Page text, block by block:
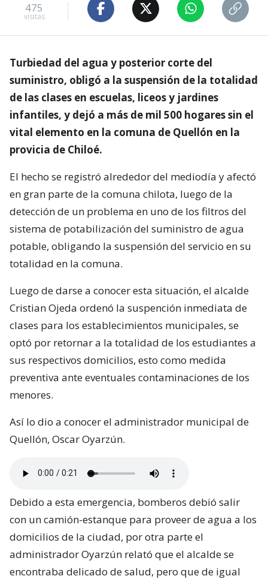
475
visitas
Turbiedad del agua y posterior corte del
suministro, obligó a la suspensión de la totalidad
de las clases en escuelas, liceos y jardines
infantiles, y dejó a más de mil 500 hogares sin el
vital elemento en la comuna de Quellón en la
provicia de Chiloé.
El hecho se registró alrededor del mediodía y afectó
en gran parte de la comuna chilota, luego de la
detección de un problema en uno de los filtros del
sistema de potabilización del suministro de agua
potable, obligando la suspensión del servicio en su
totalidad en la comuna.
Luego de darse a conocer esta situación, el alcalde
Cristian Ojeda ordenó la suspención inmediata de
clases para los establecimientos municipales, se
optó por retornar a la totalidad de los estudiantes a
sus respectivos domicilios, esto como medida
preventiva ante eventuales contaminaciones de los
menores.
Así lo dio a conocer el administrador municipal de
Quellón, Oscar Oyarzún.
Debido a esta emergencia, bomberos debió salir
con un camión-estanque para proveer de agua a los
domicilios de la ciudad, por otra parte el
administrador Oyarzún relató que el alcalde se
encontraba delicado de salud, pero que de igual